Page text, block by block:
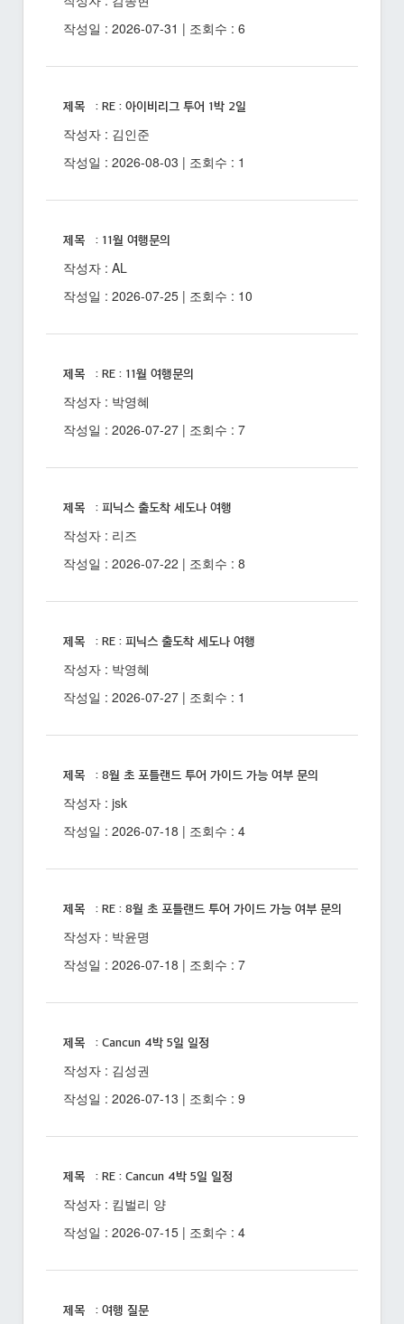
작성일 : 2026-07-31 | 조회수 : 6
제목 : RE : 아이비리그 투어 1박 2일
작성자 : 김인준
작성일 : 2026-08-03 | 조회수 : 1
제목 : 11월 여행문의
작성자 : AL
작성일 : 2026-07-25 | 조회수 : 10
제목 : RE : 11월 여행문의
작성자 : 박영혜
작성일 : 2026-07-27 | 조회수 : 7
제목 : 피닉스 출도착 세도나 여행
작성자 : 리즈
작성일 : 2026-07-22 | 조회수 : 8
제목 : RE : 피닉스 출도착 세도나 여행
작성자 : 박영혜
작성일 : 2026-07-27 | 조회수 : 1
제목 : 8월 초 포틀랜드 투어 가이드 가능 여부 문의
작성자 : jsk
작성일 : 2026-07-18 | 조회수 : 4
제목 : RE : 8월 초 포틀랜드 투어 가이드 가능 여부 문의
작성자 : 박윤명
작성일 : 2026-07-18 | 조회수 : 7
제목 : Cancun 4박 5일 일정
작성자 : 김성권
작성일 : 2026-07-13 | 조회수 : 9
제목 : RE : Cancun 4박 5일 일정
작성자 : 킴벌리 양
작성일 : 2026-07-15 | 조회수 : 4
제목 : 여행 질문